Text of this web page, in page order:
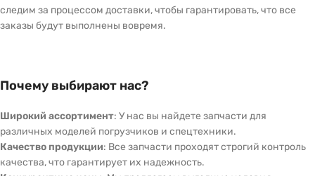
следим за процессом доставки, чтобы гарантировать, что все
заказы будут выполнены вовремя.
Почему выбирают нас?
Широкий ассортимент: У нас вы найдете запчасти для
различных моделей погрузчиков и спецтехники.
Качество продукции: Все запчасти проходят строгий контроль
качества, что гарантирует их надежность.